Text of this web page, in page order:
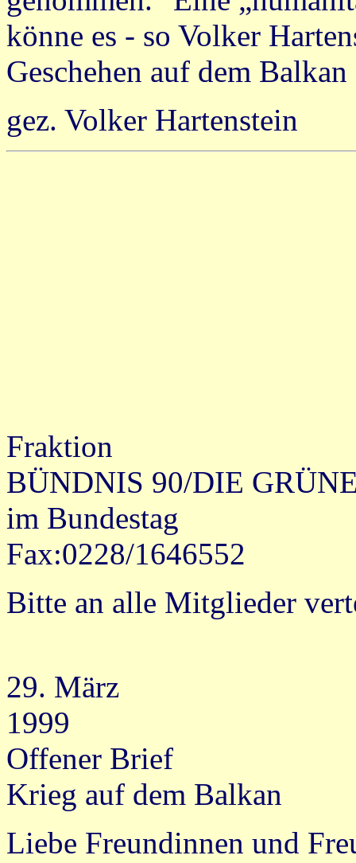
könne es - so Volker
Geschehen auf dem
gez. Volker Hartenstein
Fraktion
BÜNDNIS 90/DIE
im Bundestag
Fax:0228/1646552
Bitte an alle Mitglieder
29. März
1999
Offener Brief
Krieg auf dem Balkan
Liebe Freundinnen und